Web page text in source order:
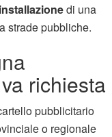
installazionedi una
strade pubbliche.
richiesta
pubblicitario
o regionale